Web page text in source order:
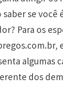
se você
Para os
algumas
dos